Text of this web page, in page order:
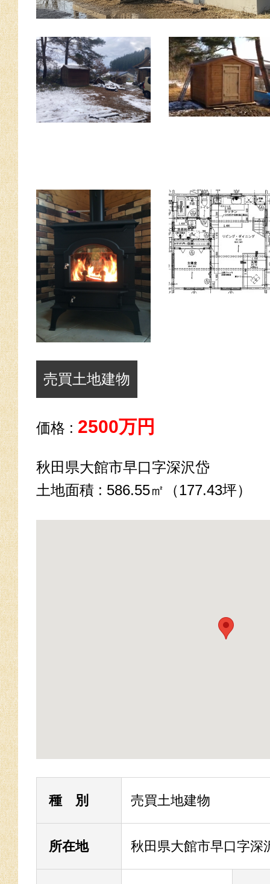
売買土地建物
価格 : 2500万円
秋田県大館市早口字深沢岱
土地面積 : 586.55㎡（177.43坪）
種 別 売買土地建物
所在地 秋田県大館市早口字深